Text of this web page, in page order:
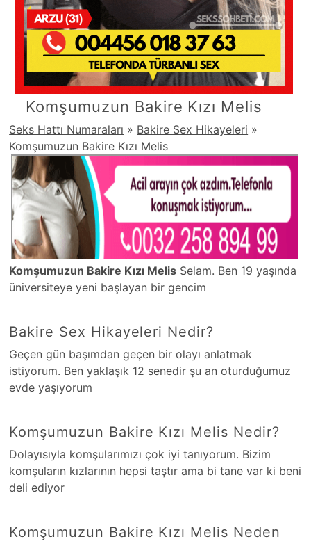
Komşumuzun Bakire Kızı Melis
Seks Hattı Numaraları » Bakire Sex Hikayeleri »
Komşumuzun Bakire Kızı Melis
Komşumuzun Bakire Kızı Melis Selam. Ben 19 yaşında
üniversiteye yeni başlayan bir gencim
Bakire Sex Hikayeleri Nedir?
Geçen gün başımdan geçen bir olayı anlatmak
istiyorum. Ben yaklaşık 12 senedir şu an oturduğumuz
evde yaşıyorum
Komşumuzun Bakire Kızı Melis Nedir?
Dolayısıyla komşularımızı çok iyi tanıyorum. Bizim
komşuların kızlarının hepsi taştır ama bi tane var ki beni
deli ediyor
Komşumuzun Bakire Kızı Melis Neden